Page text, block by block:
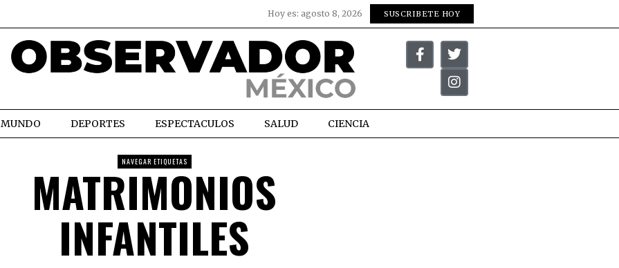
Hoy es: agosto 8, 2026 SUSCRIBETE HOY
MUNDO DEPORTES ESPECTACULOS SALUD CIENCIA
NAVEGAR ETIQUETAS
MATRIMONIOS
INFANTILES